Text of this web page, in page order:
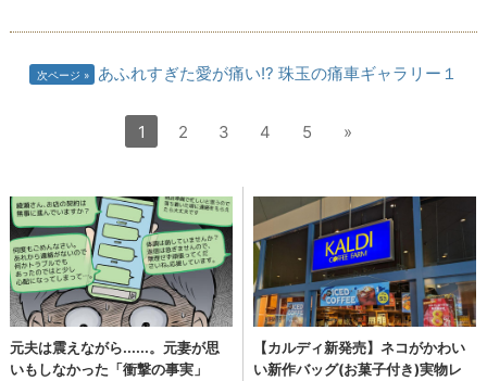
次ページ あふれすぎた愛が痛い!? 珠玉の痛車ギャラリー１
1 2 3 4 5 »